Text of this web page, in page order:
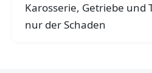
Karosserie, Getriebe und
nur der Schaden